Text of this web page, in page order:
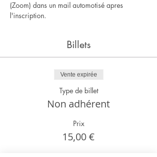
(Zoom) dans un mail automotisé apres
l'inscription.
Billets
Vente expirée
Type de billet
Non adhérent
Prix
15,00 €